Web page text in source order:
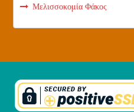
Μελισσοκομία Φάκος